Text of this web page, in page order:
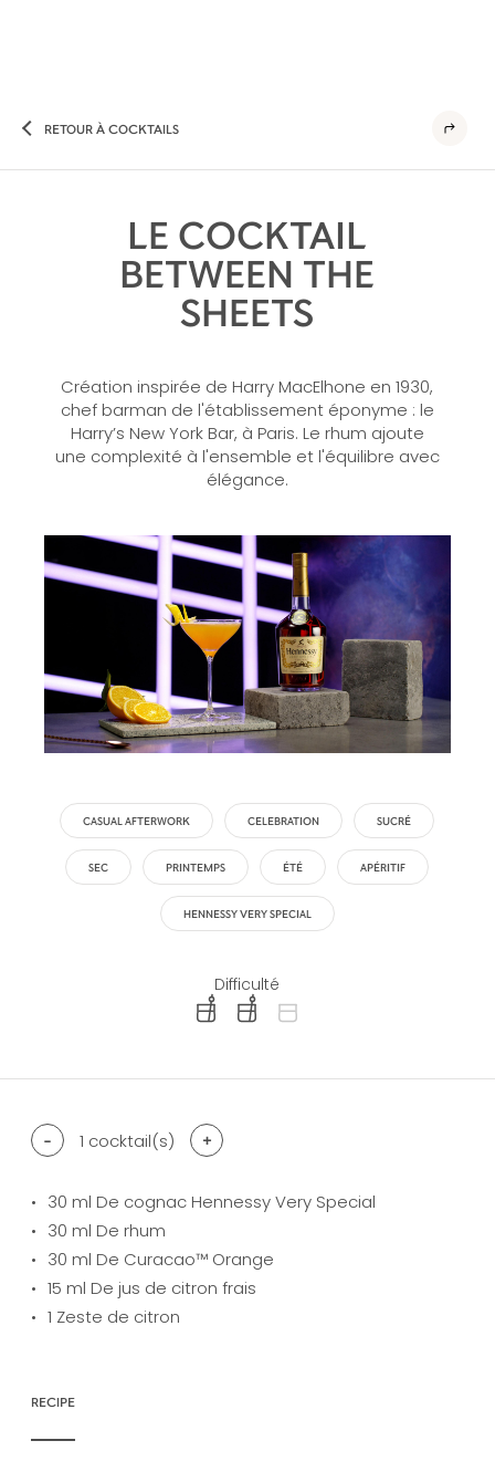
RETOUR À COCKTAILS
LE COCKTAIL
BETWEEN THE
SHEETS
Création inspirée de Harry MacElhone en 1930,
chef barman de l'établissement éponyme : le
Harry’s New York Bar, à Paris. Le rhum ajoute
une complexité à l'ensemble et l'équilibre avec
élégance.
CASUAL AFTERWORK CELEBRATION SUCRÉ
SEC PRINTEMPS ÉTÉ APÉRITIF
HENNESSY VERY SPECIAL
Difficulté
difficulty level: easy
difficulty level: intermediate
- 1 cocktail(s) +
30 ml De cognac Hennessy Very Special
30 ml De rhum
30 ml De Curacao™ Orange
15 ml De jus de citron frais
1 Zeste de citron
RECIPE